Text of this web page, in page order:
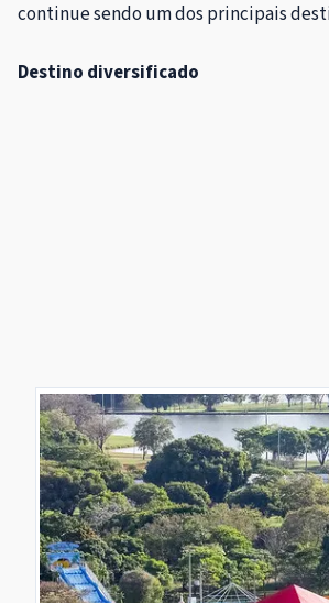
continue sendo um dos principais
Destino diversificado